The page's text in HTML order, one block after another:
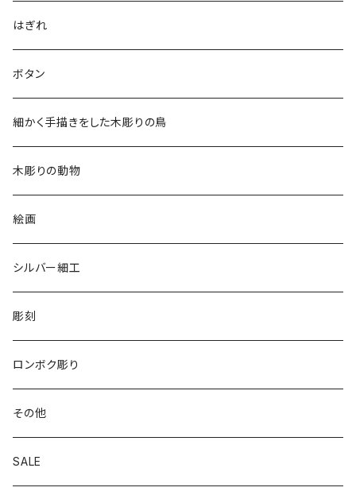
アロハシャツ
2018
2019
ドレスシャツ
チュニック
リバーシブル 帽子
リバーシブル エコバッグ
はぎれ
ボタン
細かく手描きをした木彫りの鳥
木彫りの動物
絵画
シルバー細工
彫刻
ロンボク彫り
その他
SALE